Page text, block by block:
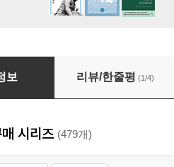
: 백색의 건축가 - 살림지식총서
보 리뷰/한줄평 (1/4)
시리즈 (479개)